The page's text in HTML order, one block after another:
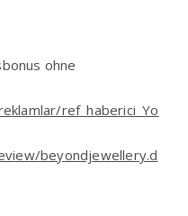
ohne
ref_haberici_Yo
beyondjewellery.d